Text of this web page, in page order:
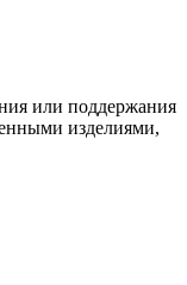
или поддержания
изделиями,